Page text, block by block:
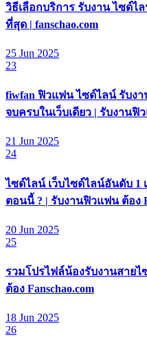
วิธีเลือกบริการ รับงาน ไซด์ไ
ที่สุด | fanschao.com
25 Jun 2025
23
fiwfan ฟิวแฟน ไซด์ไลน์ รับงา
จบครบในเว็บเดียว | รับงานฟิ
21 Jun 2025
24
ไซด์ไลน์ เว็บไซด์ไลน์อันดับ
ตอนนี้ ? | รับงานฟิวแฟน ต้อง
20 Jun 2025
25
รวมโปรไฟล์น้องรับงานสายไ
ต้อง Fanschao.com
18 Jun 2025
26